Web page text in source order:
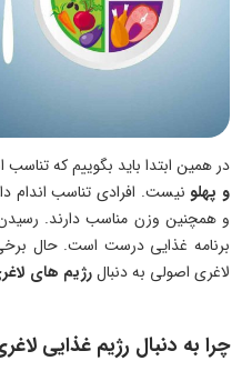
در همین ابتدا باید بگوییم که تناسب
و پهلو نیست. افرادی تناسب اندام
و همچنین وزن مناسب دارند.
برنامه غذایی درست است. حال
لاغری اصولی به دنبالرژیم های
چرا به دنبال رژیم غذایی